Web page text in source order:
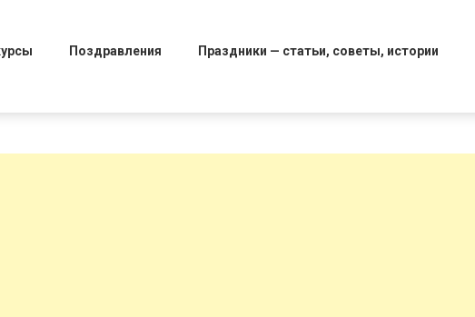
Поздравления Праздники — статьи, советы, истории